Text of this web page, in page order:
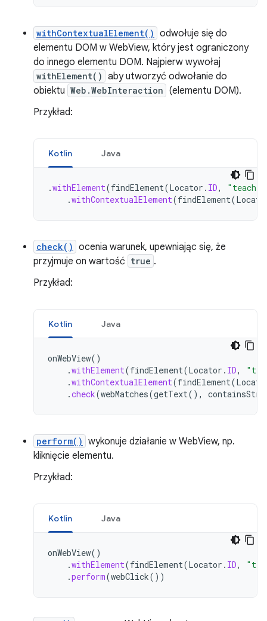
withContextualElement() odwołuje się do
elementu DOM w WebView, który jest ograniczony
do innego elementu DOM. Najpierw wywołaj
withElement() aby utworzyć odwołanie do
obiektu Web.WebInteraction (elementu DOM).
Przykład:
Kotlin Java
.withElement(findElement(Locator . ID,
.withContextualElement(findElement(
check() ocenia warunek, upewniając się, że
przyjmuje on wartość true .
Przykład:
Kotlin Java
onWebView()
.withElement(findElement(Locator . ID,
.withContextualElement(findElement(
.check(webMatches(getText(),
perform() wykonuje działanie w WebView, np.
kliknięcie elementu.
Przykład:
Kotlin Java
onWebView()
.withElement(findElement(Locator . ID,
.perform(webClick())